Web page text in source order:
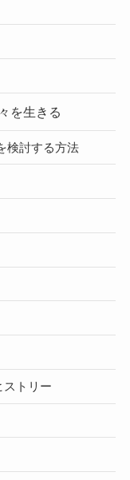
を生きる
検討する方法
ストリー